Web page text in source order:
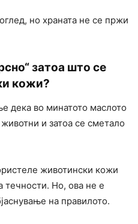
но храната не се пржи
затоа што се
кожи?
дека во минатото маслото
и затоа се сметало
животински кожи
течности. Но, ова не е
на правилото.